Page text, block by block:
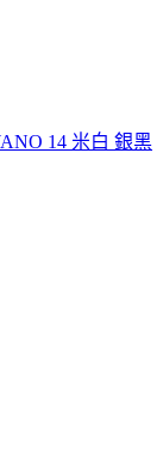
14 米白 銀黑